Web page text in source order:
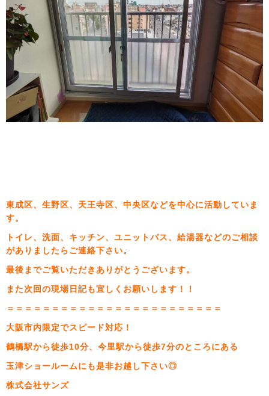
東成区、生野区、天王寺区、中央区などを中心に活動していま
す。
トイレ、洗面、キッチン、ユニットバス、給湯器などのご相談
がありましたらご連絡下さい。
最後までご覧いただきありがとうございます。
また次回の現場日記も宜しくお願いします！！
＝＝＝＝＝＝＝＝＝＝＝＝＝＝＝＝＝＝＝＝＝＝＝＝
大阪市内限定でスピード対応！
鶴橋駅から徒歩10分、今里駅から徒歩7分のところにある
玉津ショールームにも是非お越し下さい◎
株式会社サンズ